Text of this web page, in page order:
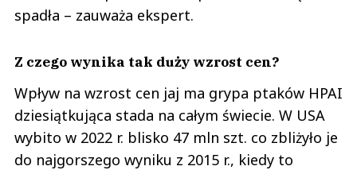
spadła – zauważa ekspert.
Z czego wynika tak duży wzrost cen?
Wpływ na wzrost cen jaj ma grypa ptaków HPAI
dziesiątkująca stada na całym świecie. W USA
wybito w 2022 r. blisko 47 mln szt. co zbliżyło je
do najgorszego wyniku z 2015 r., kiedy to